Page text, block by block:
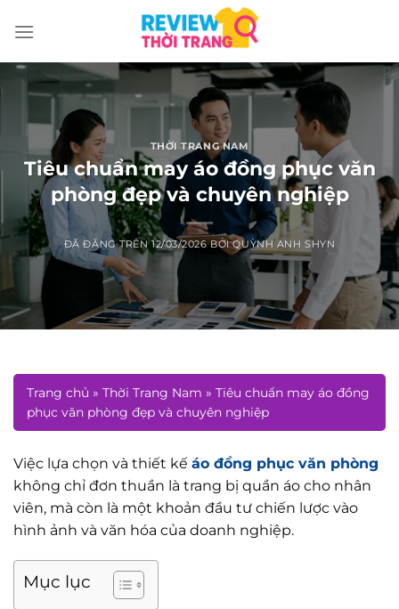
đến
dung
THỜI TRANG NAM
Tiêu chuẩn may áo đồng phục văn
phòng đẹp và chuyên nghiệp
ĐÃ ĐĂNG TRÊN12/03/2026 BỞIQUỲNH ANH SHYN
Trang chủ » Thời Trang Nam » Tiêu chuẩn may áo đồng
phục văn phòng đẹp và chuyên nghiệp
Việc lựa chọn và thiết kế áo đồng phục văn phòng
không chỉ đơn thuần là trang bị quần áo cho nhân
viên, mà còn là một khoản đầu tư chiến lược vào
hình ảnh và văn hóa của doanh nghiệp.
Mục lục